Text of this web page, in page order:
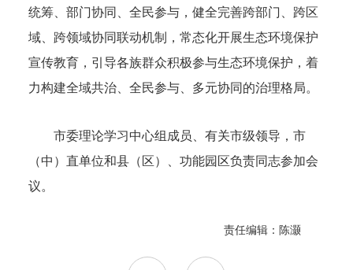
统筹、部门协同、全民参与，健全完善跨部门、跨区
域、跨领域协同联动机制，常态化开展生态环境保护
宣传教育，引导各族群众积极参与生态环境保护，着
力构建全域共治、全民参与、多元协同的治理格局。
市委理论学习中心组成员、有关市级领导，市
（中）直单位和县（区）、功能园区负责同志参加会
议。
责任编辑：陈灏